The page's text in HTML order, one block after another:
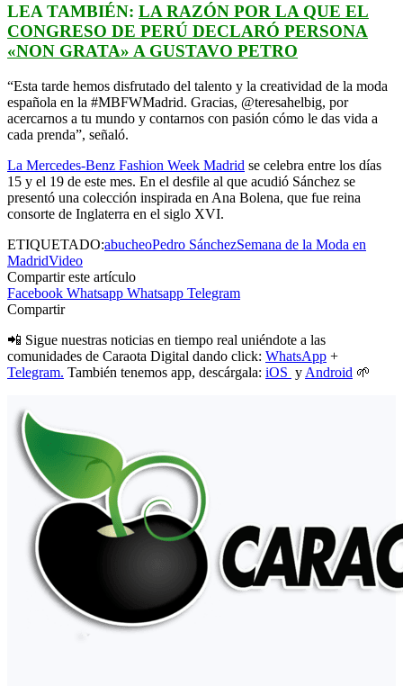
LEA TAMBIÉN: LA RAZÓN POR LA QUE EL
CONGRESO DE PERÚ DECLARÓ PERSONA
«NON GRATA» A GUSTAVO PETRO
“Esta tarde hemos disfrutado del talento y la creatividad de la moda
española en la #MBFWMadrid. Gracias, @teresahelbig, por
acercarnos a tu mundo y contarnos con pasión cómo le das vida a
cada prenda”, señaló.
La Mercedes-Benz Fashion Week Madrid se celebra entre los días
15 y el 19 de este mes. En el desfile al que acudió Sánchez se
presentó una colección inspirada en Ana Bolena, que fue reina
consorte de Inglaterra en el siglo XVI.
ETIQUETADO:abucheoPedro SánchezSemana de la Moda en
MadridVideo
Compartir este artículo
Facebook Whatsapp Whatsapp Telegram
Compartir
📲 Sigue nuestras noticias en tiempo real uniéndote a las
comunidades de Caraota Digital dando click: WhatsApp +
Telegram. También tenemos app, descárgala: iOS y Android 🌱